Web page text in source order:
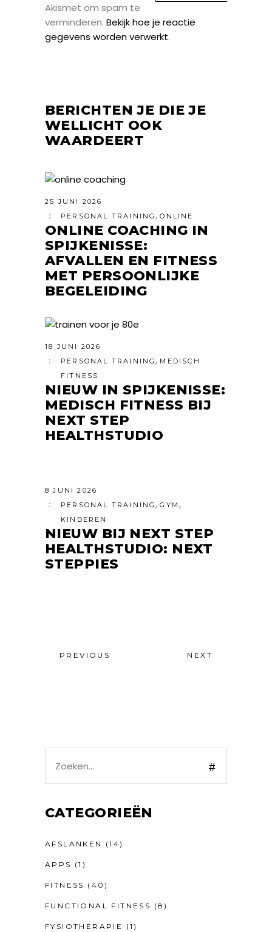
Akismet om spam te
verminderen. Bekijk hoe je reactie
gegevens worden verwerkt.
BERICHTEN JE DIE JE
WELLICHT OOK
WAARDEERT
25 JUNI 2026
PERSONAL TRAINING,ONLINE
ONLINE COACHING IN
SPIJKENISSE:
AFVALLEN EN FITNESS
MET PERSOONLIJKE
BEGELEIDING
18 JUNI 2026
PERSONAL TRAINING, MEDISCH
FITNESS
NIEUW IN SPIJKENISSE:
MEDISCH FITNESS BIJ
NEXT STEP
HEALTHSTUDIO
8 JUNI 2026
PERSONAL TRAINING,GYM,
KINDEREN
NIEUW BIJ NEXT STEP
HEALTHSTUDIO: NEXT
STEPPIES
PREVIOUS NEXT
for:
CATEGORIEËN
AFSLANKEN (14)
APPS (1)
FITNESS (40)
FUNCTIONAL FITNESS (8)
FYSIOTHERAPIE (1)